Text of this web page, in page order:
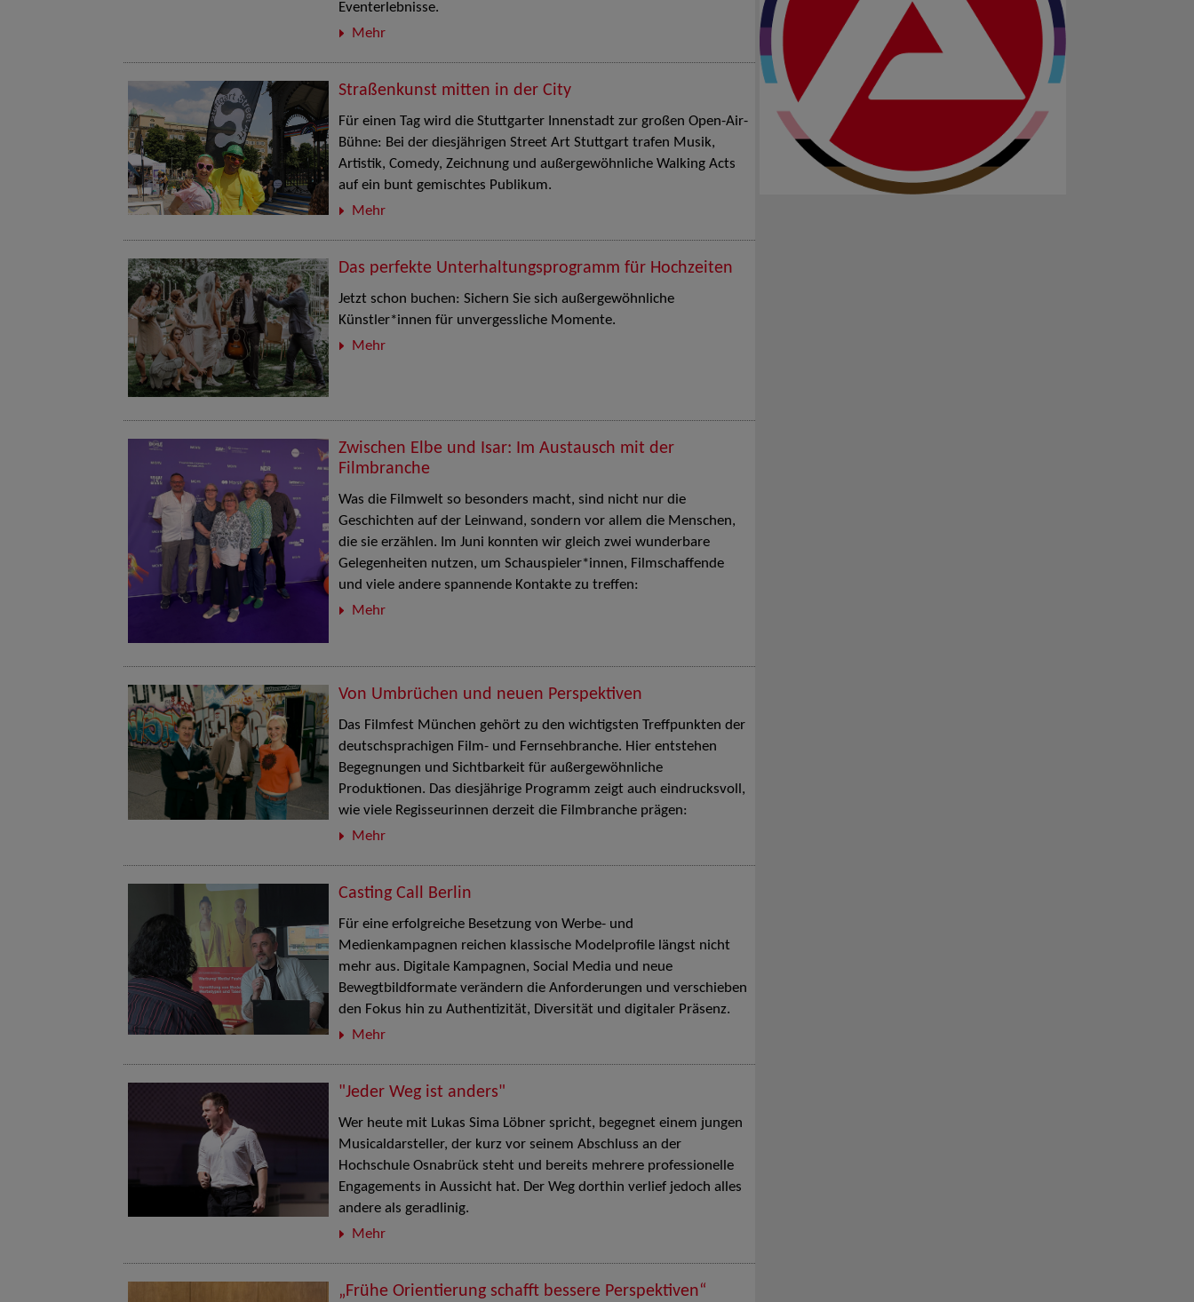
Eventerlebnisse.
Mehr
Straßenkunst mitten in der City
Für einen Tag wird die Stuttgarter Innenstadt zur großen Open-Air-
Bühne: Bei der diesjährigen Street Art Stuttgart trafen Musik,
Artistik, Comedy, Zeichnung und außergewöhnliche Walking Acts
auf ein bunt gemischtes Publikum.
Mehr
Das perfekte Unterhaltungsprogramm für Hochzeiten
Jetzt schon buchen: Sichern Sie sich außergewöhnliche
Künstler*innen für unvergessliche Momente.
Mehr
Zwischen Elbe und Isar: Im Austausch mit der
Filmbranche
Was die Filmwelt so besonders macht, sind nicht nur die
Geschichten auf der Leinwand, sondern vor allem die Menschen,
die sie erzählen. Im Juni konnten wir gleich zwei wunderbare
Gelegenheiten nutzen, um Schauspieler*innen, Filmschaffende
und viele andere spannende Kontakte zu treffen:
Mehr
Von Umbrüchen und neuen Perspektiven
Das Filmfest München gehört zu den wichtigsten Treffpunkten der
deutschsprachigen Film- und Fernsehbranche. Hier entstehen
Begegnungen und Sichtbarkeit für außergewöhnliche
Produktionen. Das diesjährige Programm zeigt auch eindrucksvoll,
wie viele Regisseurinnen derzeit die Filmbranche prägen:
Mehr
Casting Call Berlin
Für eine erfolgreiche Besetzung von Werbe- und
Medienkampagnen reichen klassische Modelprofile längst nicht
mehr aus. Digitale Kampagnen, Social Media und neue
Bewegtbildformate verändern die Anforderungen und verschieben
den Fokus hin zu Authentizität, Diversität und digitaler Präsenz.
Mehr
"Jeder Weg ist anders"
Wer heute mit Lukas Sima Löbner spricht, begegnet einem jungen
Musicaldarsteller, der kurz vor seinem Abschluss an der
Hochschule Osnabrück steht und bereits mehrere professionelle
Engagements in Aussicht hat. Der Weg dorthin verlief jedoch alles
andere als geradlinig.
Mehr
„Frühe Orientierung schafft bessere Perspektiven“